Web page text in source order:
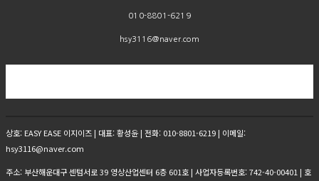
010-8801-6219
hsy3116@naver.com
상호: EASY EASE 이지이즈 | 대표: 황성윤 | 전화: 010-8801-6219 | 이메일:
hsy3116@naver.com
주소: 부산해운대구 센텀서로 39 영상산업센터 6층 601호 | 사업자등록번호:742-40-00401 | 호